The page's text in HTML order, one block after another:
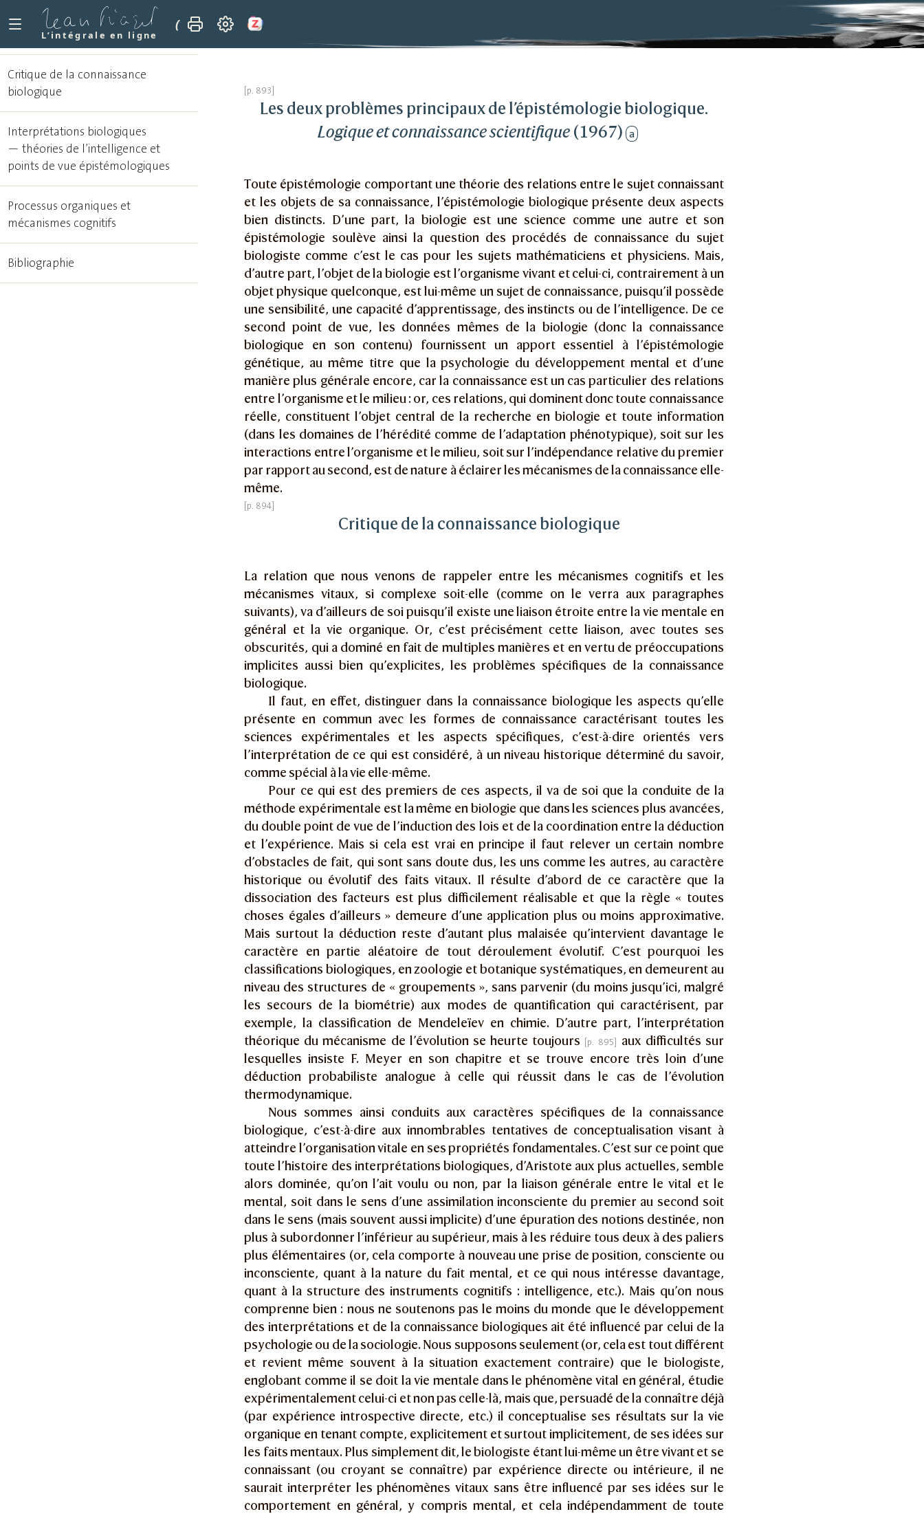
L’intégrale en ligne
(1967) Les deux problèmes principaux de l’épistémologie biologique
Les deux problèmes principaux de l’épistémologie biologique.
Logique et connaissance scientifique(1967) a
Toute épistémologie comportant une théorie des relations entre le sujet connaissant
et les objets de sa connaissance, l’épistémologie biologique présente deux aspects
bien distincts. D’une part, la biologie est une science comme une autre et son
épistémologie soulève ainsi la question des procédés de connaissance du sujet
biologiste comme c’est le cas pour les sujets mathématiciens et physiciens. Mais,
d’autre part, l’objet de la biologie est l’organisme vivant et celui-ci, contrairement à un
objet physique quelconque, est lui-même un sujet de connaissance, puisqu’il possède
une sensibilité, une capacité d’apprentissage, des instincts ou de l’intelligence. De ce
second point de vue, les données mêmes de la biologie (donc la connaissance
biologique en son contenu) fournissent un apport essentiel à l’épistémologie
génétique, au même titre que la psychologie du développement mental et d’une
manière plus générale encore, car la connaissance est un cas particulier des relations
entre l’organisme et le milieu : or, ces relations, qui dominent donc toute connaissance
réelle, constituent l’objet central de la recherche en biologie et toute information
(dans les domaines de l’hérédité comme de l’adaptation phénotypique), soit sur les
interactions entre l’organisme et le milieu, soit sur l’indépendance relative du premier
par rapport au second, est de nature à éclairer les mécanismes de la connaissance elle-
même.
Critique de la connaissance biologique
La relation que nous venons de rappeler entre les mécanismes cognitifs et les
mécanismes vitaux, si complexe soit-elle (comme on le verra aux paragraphes
suivants), va d’ailleurs de soi puisqu’il existe une liaison étroite entre la vie mentale en
général et la vie organique. Or, c’est précisément cette liaison, avec toutes ses
obscurités, qui a dominé en fait de multiples manières et en vertu de préoccupations
implicites aussi bien qu’explicites, les problèmes spécifiques de la connaissance
biologique.
Il faut, en effet, distinguer dans la connaissance biologique les aspects qu’elle
présente en commun avec les formes de connaissance caractérisant toutes les
sciences expérimentales et les aspects spécifiques, c’est-à-dire orientés vers
l’interprétation de ce qui est considéré, à un niveau historique déterminé du savoir,
comme spécial à la vie elle-même.
Pour ce qui est des premiers de ces aspects, il va de soi que la conduite de la
méthode expérimentale est la même en biologie que dans les sciences plus avancées,
du double point de vue de l’induction des lois et de la coordination entre la déduction
et l’expérience. Mais si cela est vrai en principe il faut relever un certain nombre
d’obstacles de fait, qui sont sans doute dus, les uns comme les autres, au caractère
historique ou évolutif des faits vitaux. Il résulte d’abord de ce caractère que la
dissociation des facteurs est plus difficilement réalisable et que la règle « toutes
choses égales d’ailleurs » demeure d’une application plus ou moins approximative.
Mais surtout la déduction reste d’autant plus malaisée qu’intervient davantage le
caractère en partie aléatoire de tout déroulement évolutif. C’est pourquoi les
classifications biologiques, en zoologie et botanique systématiques, en demeurent au
niveau des structures de « groupements », sans parvenir (du moins jusqu’ici, malgré
les secours de la biométrie) aux modes de quantification qui caractérisent, par
exemple, la classification de Mendeleïev en chimie. D’autre part, l’interprétation
théorique du mécanisme de l’évolution se heurte toujours
aux difficultés sur
lesquelles insiste F. Meyer en son chapitre et se trouve encore très loin d’une
déduction probabiliste analogue à celle qui réussit dans le cas de l’évolution
thermodynamique.
Nous sommes ainsi conduits aux caractères spécifiques de la connaissance
biologique, c’est-à-dire aux innombrables tentatives de conceptualisation visant à
atteindre l’organisation vitale en ses propriétés fondamentales. C’est sur ce point que
toute l’histoire des interprétations biologiques, d’Aristote aux plus actuelles, semble
alors dominée, qu’on l’ait voulu ou non, par la liaison générale entre le vital et le
mental, soit dans le sens d’une assimilation inconsciente du premier au second soit
dans le sens (mais souvent aussi implicite) d’une épuration des notions destinée, non
plus à subordonner l’inférieur au supérieur, mais à les réduire tous deux à des paliers
plus élémentaires (or, cela comporte à nouveau une prise de position, consciente ou
inconsciente, quant à la nature du fait mental, et ce qui nous intéresse davantage,
quant à la structure des instruments cognitifs : intelligence, etc.). Mais qu’on nous
comprenne bien : nous ne soutenons pas le moins du monde que le développement
des interprétations et de la connaissance biologiques ait été influencé par celui de la
psychologie ou de la sociologie. Nous supposons seulement (or, cela est tout différent
et revient même souvent à la situation exactement contraire) que le biologiste,
englobant comme il se doit la vie mentale dans le phénomène vital en général, étudie
expérimentalement celui-ci et non pas celle-là, mais que, persuadé de la connaître déjà
(par expérience introspective directe, etc.) il conceptualise ses résultats sur la vie
organique en tenant compte, explicitement et surtout implicitement, de ses idées sur
les faits mentaux. Plus simplement dit, le biologiste étant lui-même un être vivant et se
connaissant (ou croyant se connaître) par expérience directe ou intérieure, il ne
saurait interpréter les phénomènes vitaux sans être influencé par ses idées sur le
comportement en général, y compris mental, et cela indépendamment de toute
Critique de la connaissance
biologique
Interprétations biologiques
— théories de l’intelligence et
points de vue épistémologiques
Processus organiques et
mécanismes cognitifs
Bibliographie